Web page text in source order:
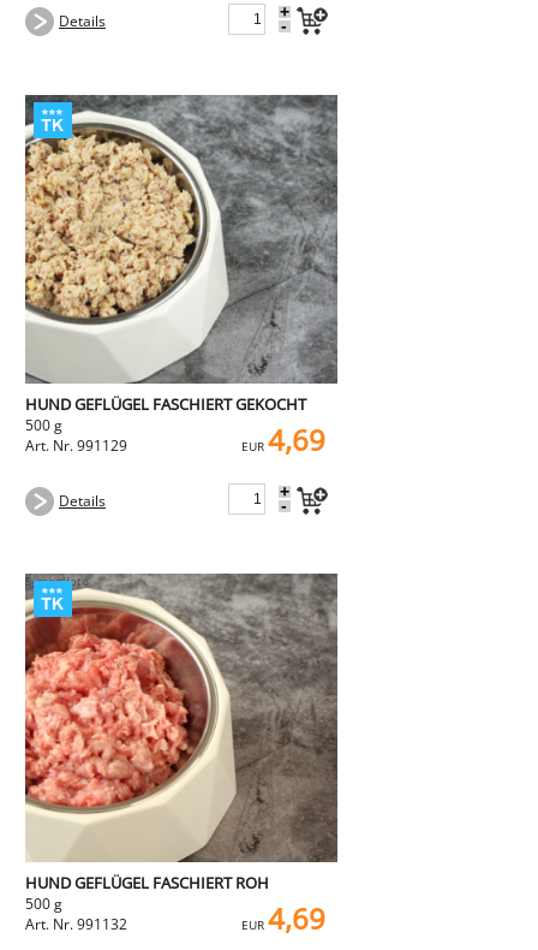
Details +
-
HUND GEFLÜGEL FASCHIERT GEKOCHT
500 g
Art. Nr. 991129
EUR 4,69
Details +
-
HUND GEFLÜGEL FASCHIERT ROH
500 g
Art. Nr. 991132
EUR 4,69